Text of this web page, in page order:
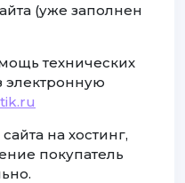
(уже заполнен
технических
электронную
на хостинг,
покупатель